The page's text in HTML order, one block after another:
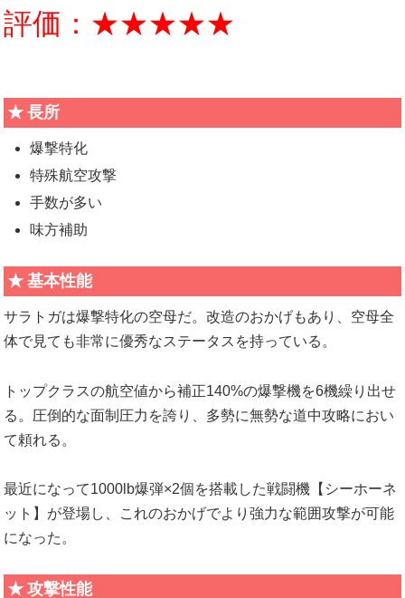
評価：★★★★★
長所
爆撃特化
特殊航空攻撃
手数が多い
味方補助
基本性能
サラトガは爆撃特化の空母だ。改造のおかげもあり、空母全
体で見ても非常に優秀なステータスを持っている。
トップクラスの航空値から補正140%の爆撃機を6機繰り出せ
る。圧倒的な面制圧力を誇り、多勢に無勢な道中攻略におい
て頼れる。
最近になって1000lb爆弾×2個を搭載した戦闘機【シーホーネ
ット】が登場し、これのおかげでより強力な範囲攻撃が可能
になった。
攻撃性能